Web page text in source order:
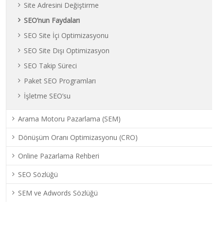
Site Adresini Değiştirme
SEO’nun Faydaları
SEO Site İçi Optimizasyonu
SEO Site Dışı Optimizasyon
SEO Takip Süreci
Paket SEO Programları
İşletme SEO’su
Arama Motoru Pazarlama (SEM)
Dönüşüm Oranı Optimizasyonu (CRO)
Online Pazarlama Rehberi
SEO Sözlüğü
SEM ve Adwords Sözlüğü